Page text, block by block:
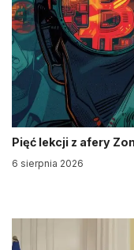
Pięć lekcji z afery
6 sierpnia 2026